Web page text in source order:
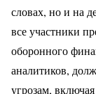
словах, но и на
все участники
оборонного
аналитиков,
угрозам,